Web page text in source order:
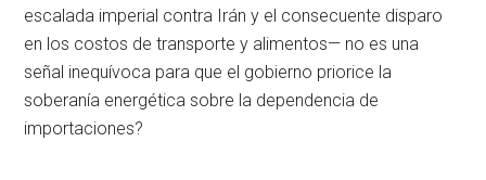
escalada imperial contra Irán y el consecuente disparo
en los costos de transporte y alimentos— no es una
señal inequívoca para que el gobierno priorice la
soberanía energética sobre la dependencia de
importaciones?